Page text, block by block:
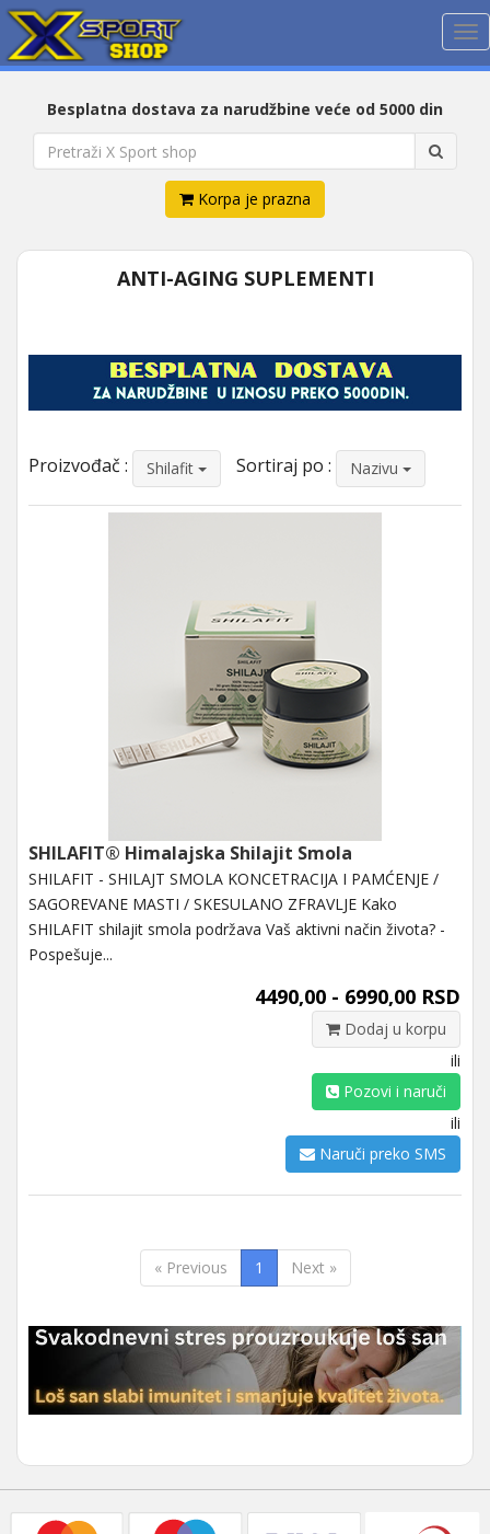
Besplatna dostava za narudžbine veće od 5000 din
Korpa je prazna
ANTI-AGING SUPLEMENTI
Proizvođač : Shilafit Sortiraj po : Nazivu
SHILAFIT® Himalajska Shilajit Smola
SHILAFIT - SHILAJT SMOLA KONCETRACIJA I PAMĆENJE /
SAGOREVANE MASTI / SKESULANO ZFRAVLJE Kako
SHILAFIT shilajit smola podržava Vaš aktivni način života? -
Pospešuje...
4490,00 - 6990,00 RSD
Dodaj u korpu
ili
Pozovi i naruči
ili
Naruči preko SMS
« Previous 1 Next »